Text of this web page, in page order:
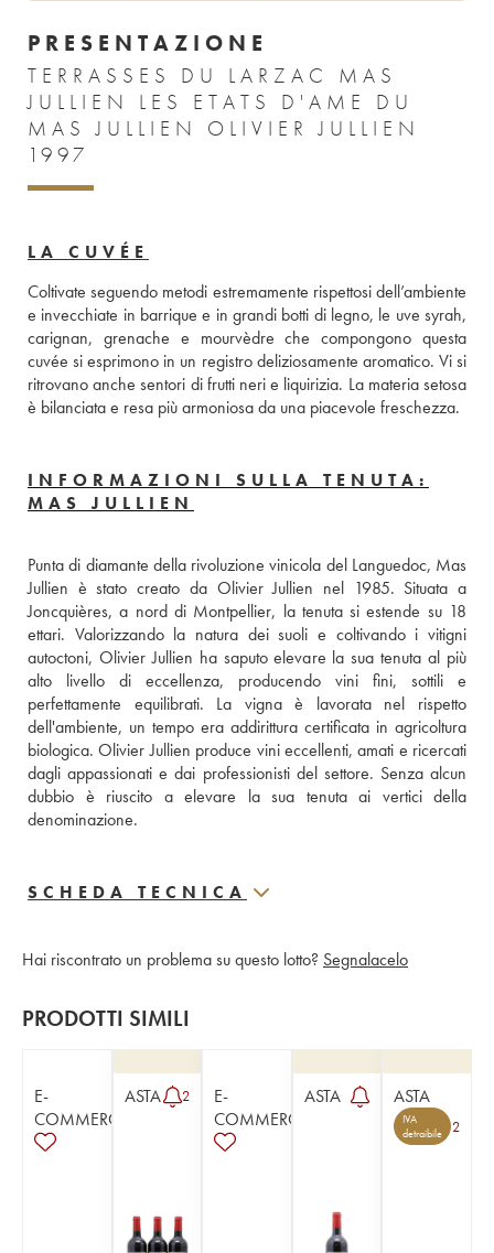
PRESENTAZIONE
TERRASSES DU LARZAC MAS
JULLIEN LES ETATS D'AME DU
MAS JULLIEN OLIVIER JULLIEN
1997
LA CUVÉE
Coltivate seguendo metodi estremamente rispettosi dell’ambiente
e invecchiate in barrique e in grandi botti di legno, le uve syrah,
carignan, grenache e mourvèdre che compongono questa
cuvée si esprimono in un registro deliziosamente aromatico. Vi si
ritrovano anche sentori di frutti neri e liquirizia. La materia setosa
INFORMAZIONI SULLA TENUTA:
MAS JULLIEN
Punta di diamante della rivoluzione vinicola del Languedoc, Mas
Jullien è stato creato da Olivier Jullien nel 1985. Situata a
Joncquières, a nord di Montpellier, la tenuta si estende su 18
ettari. Valorizzando la natura dei suoli e coltivando i vitigni
autoctoni, Olivier Jullien ha saputo elevare la sua tenuta al più
alto livello di eccellenza, producendo vini fini, sottili e
perfettamente equilibrati. La vigna è lavorata nel rispetto
dell'ambiente, un tempo era addirittura certificata in agricoltura
biologica. Olivier Jullien produce vini eccellenti, amati e ricercati
dagli appassionati e dai professionisti del settore. Senza alcun
dubbio è riuscito a elevare la sua tenuta ai vertici della
denominazione.
SCHEDA TECNICA
Hai riscontrato un problema su questo lotto? Segnalacelo
PRODOTTI SIMILI
E-
COMMERCE
ASTA 2
E-
COMMERCE
ASTA ASTA
IVA
detraibile
2